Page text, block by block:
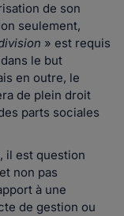
de son
seulement,
» est requis
le but
en outre, le
de plein droit
parts sociales
il est question
non pas
à une
de gestion ou